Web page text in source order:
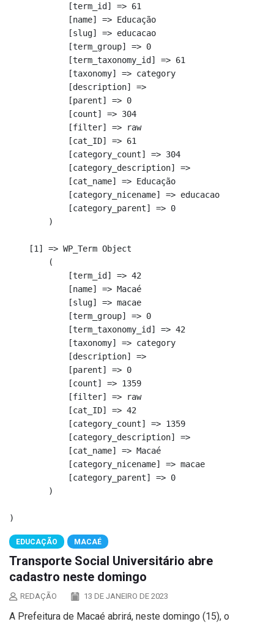
            [term_id] => 61
            [name] => Educação
            [slug] => educacao
            [term_group] => 0
            [term_taxonomy_id] => 61
            [taxonomy] => category
            [description] =>
            [parent] => 0
            [count] => 304
            [filter] => raw
            [cat_ID] => 61
            [category_count] => 304
            [category_description] =>
            [cat_name] => Educação
            [category_nicename] => educacao
            [category_parent] => 0
        )
    [1] => WP_Term Object
        (
            [term_id] => 42
            [name] => Macaé
            [slug] => macae
            [term_group] => 0
            [term_taxonomy_id] => 42
            [taxonomy] => category
            [description] =>
            [parent] => 0
            [count] => 1359
            [filter] => raw
            [cat_ID] => 42
            [category_count] => 1359
            [category_description] =>
            [cat_name] => Macaé
            [category_nicename] => macae
            [category_parent] => 0
        )
EDUCAÇÃO MACAÉ
Transporte Social Universitário abre
cadastro neste domingo
REDAÇÃO 13 DE JANEIRO DE 2023
A Prefeitura de Macaé abrirá, neste domingo (15), o